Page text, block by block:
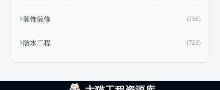
装饰装修 (758)
防水工程 (723)